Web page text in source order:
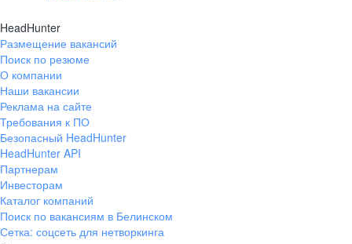
HeadHunter
Размещение вакансий
Поиск по резюме
О компании
Наши вакансии
Реклама на сайте
Требования к ПО
Безопасный HeadHunter
HeadHunter API
Партнерам
Инвесторам
Каталог компаний
Поиск по вакансиям в Белинском
Сетка: соцсеть для нетворкинга